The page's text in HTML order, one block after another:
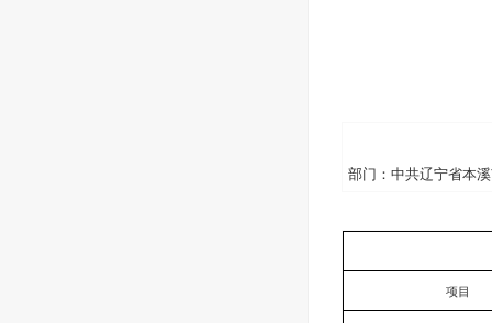
部门：中共辽宁省本
项目